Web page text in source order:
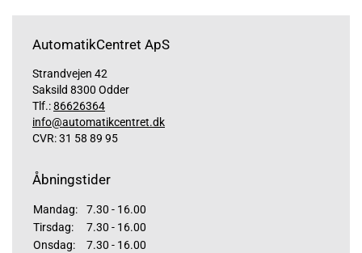
AutomatikCentret ApS
Strandvejen 42
Saksild 8300 Odder
Tlf.:86626364
info@automatikcentret.dk
CVR: 31 58 89 95
Åbningstider
Mandag:
7.30 - 16.00
Tirsdag:
7.30 - 16.00
Onsdag:
7.30 - 16.00